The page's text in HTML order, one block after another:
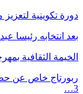
دورة تكوينية
بعد انتخابه رئيسا
الخيمة الثقافية
ربورتاج خاص عن
3…